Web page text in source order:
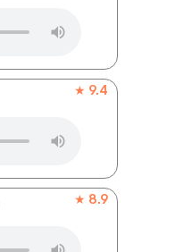
★ 9.4
★ 8.9